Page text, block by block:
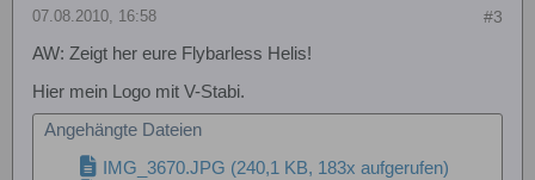
#3
07.08.2010, 16:58
AW: Zeigt her eure Flybarless Helis!
Hier mein Logo mit V-Stabi.
Angehängte Dateien
IMG_3670.JPG (240,1 KB, 183x aufgerufen)